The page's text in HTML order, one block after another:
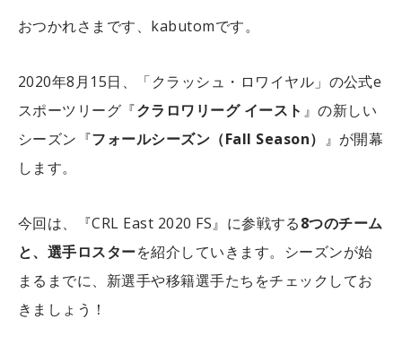
おつかれさまです、kabutomです。
2020年8月15日、「クラッシュ・ロワイヤル」の公式e
スポーツリーグ『クラロワリーグ イースト 』の新しい
シーズン『フォールシーズン（Fall Season） 』が開幕
します。
今回は、『CRL East 2020 FS』に参戦する8つのチーム
と、選手ロスターを紹介していきます。シーズンが始
まるまでに、新選手や移籍選手たちをチェックしてお
きましょう！